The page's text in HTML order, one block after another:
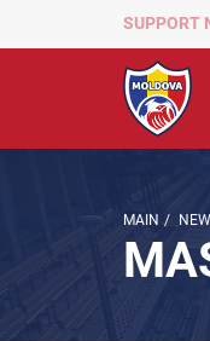
SUPPORT
MAIN /